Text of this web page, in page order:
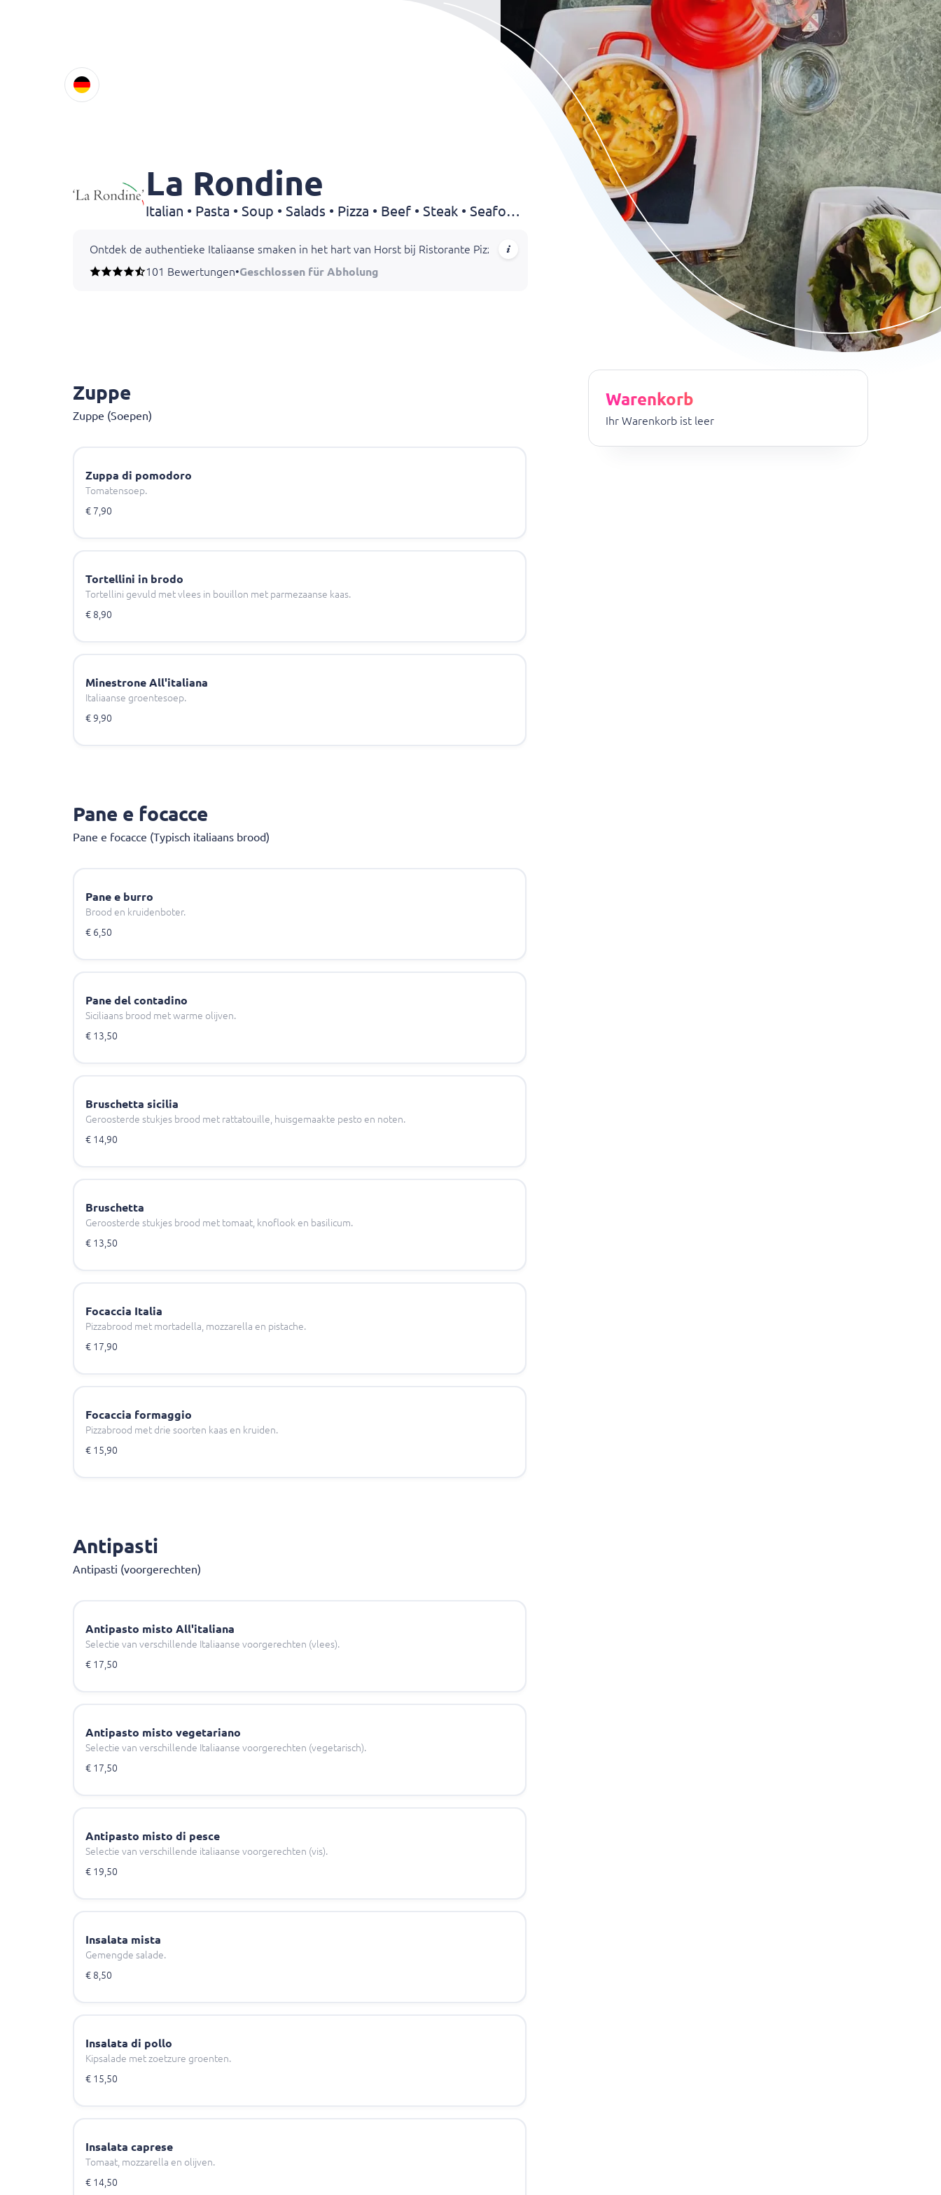
La Rondine
Italian • Pasta • Soup • Salads • Pizza • Beef • Steak • Seafood • Dessert
Ontdek de authentieke Italiaanse smaken in het hart van Horst bij Ristorante Pizzeria La Rondine. Geniet van een uitgebreid menu met verse ingrediënten en
101 Bewertungen•Geschlossen für Abholung
Zuppe
Zuppe (Soepen)
Zuppa di pomodoro
Tomatensoep.
€ 7,90
Tortellini in brodo
Tortellini gevuld met vlees in bouillon met parmezaanse kaas.
€ 8,90
Minestrone All'italiana
Italiaanse groentesoep.
€ 9,90
Pane e focacce
Pane e focacce (Typisch italiaans brood)
Pane e burro
Brood en kruidenboter.
€ 6,50
Pane del contadino
Siciliaans brood met warme olijven.
€ 13,50
Bruschetta sicilia
Geroosterde stukjes brood met rattatouille, huisgemaakte pesto en noten.
€ 14,90
Bruschetta
Geroosterde stukjes brood met tomaat, knoflook en basilicum.
€ 13,50
Focaccia Italia
Pizzabrood met mortadella, mozzarella en pistache.
€ 17,90
Focaccia formaggio
Pizzabrood met drie soorten kaas en kruiden.
€ 15,90
Antipasti
Antipasti (voorgerechten)
Antipasto misto All'italiana
Selectie van verschillende Italiaanse voorgerechten (vlees).
€ 17,50
Antipasto misto vegetariano
Selectie van verschillende Italiaanse voorgerechten (vegetarisch).
€ 17,50
Antipasto misto di pesce
Selectie van verschillende italiaanse voorgerechten (vis).
€ 19,50
Insalata mista
Gemengde salade.
€ 8,50
Insalata di pollo
Kipsalade met zoetzure groenten.
€ 15,50
Insalata caprese
Tomaat, mozzarella en olijven.
€ 14,50
Warenkorb
Ihr Warenkorb ist leer